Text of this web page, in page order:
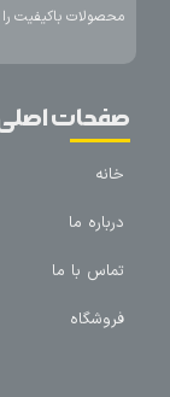
محصولات باکیفیت را
صفحات
خانه
درباره ما
تماس با ما
فروشگاه